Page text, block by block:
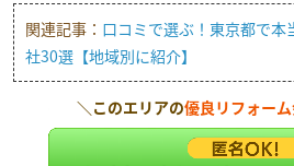
関連記事： 口コミで選ぶ！東京都で
社30選【地域別に紹介】
＼このエリアの優良リフォー